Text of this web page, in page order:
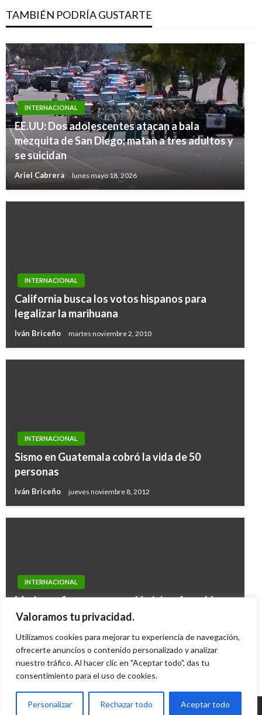
Valoramos tu privacidad.
Utilizamos cookies para mejorar tu experiencia de navegación,
ofrecerte anuncios o contenido personalizado y analizar
nuestro tráfico. Al hacer clic en "Aceptar todo", das tu
consentimiento para el uso de cookies.
Personalizar Rechazar todo Aceptar todo
TAMBIÉN PODRÍA GUSTARTE
INTERNACIONAL
EE.UU: Dos adolescentes atacan a bala
mezquita de San Diego; matan a tres adultos y
se suicidan
Ariel Cabrera lunes mayo 18, 2026
INTERNACIONAL
California busca los votos hispanos para
legalizar la marihuana
Iván Briceño martes noviembre 2, 2010
INTERNACIONAL
Sismo en Guatemala cobró la vida de 50
personas
Iván Briceño jueves noviembre 8, 2012
INTERNACIONAL
Maduro afirma que canceló viaje a Asamblea
de ONU en Nueva York porque había un plan
Ariel Cabrera jueves septiembre 26, 2013